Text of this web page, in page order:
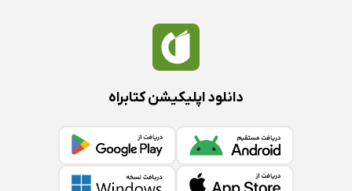
دانلود اپلیکیشن کتابراه